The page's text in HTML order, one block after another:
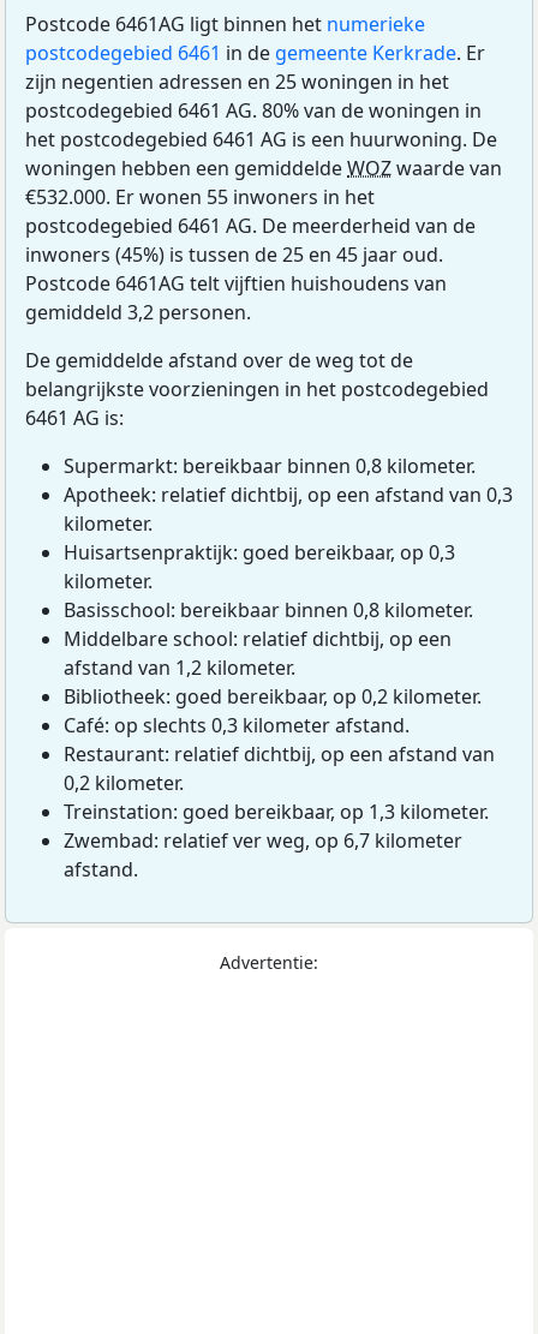
Postcode 6461AG ligt binnen het numerieke
postcodegebied 6461 in de gemeente Kerkrade. Er
zijn negentien adressen en 25 woningen in het
postcodegebied 6461 AG. 80% van de woningen in
het postcodegebied 6461 AG is een huurwoning. De
woningen hebben een gemiddeldeWOZwaarde van
€532.000. Er wonen 55 inwoners in het
postcodegebied 6461 AG. De meerderheid van de
inwoners (45%) is tussen de 25 en 45 jaar oud.
Postcode 6461AG telt vijftien huishoudens van
gemiddeld 3,2 personen.
De gemiddelde afstand over de weg tot de
belangrijkste voorzieningen in het postcodegebied
6461 AG is:
Supermarkt: bereikbaar binnen 0,8 kilometer.
Apotheek: relatief dichtbij, op een afstand van 0,3
kilometer.
Huisartsenpraktijk: goed bereikbaar, op 0,3
kilometer.
Basisschool: bereikbaar binnen 0,8 kilometer.
Middelbare school: relatief dichtbij, op een
afstand van 1,2 kilometer.
Bibliotheek: goed bereikbaar, op 0,2 kilometer.
Café: op slechts 0,3 kilometer afstand.
Restaurant: relatief dichtbij, op een afstand van
0,2 kilometer.
Treinstation: goed bereikbaar, op 1,3 kilometer.
Zwembad: relatief ver weg, op 6,7 kilometer
afstand.
Advertentie: